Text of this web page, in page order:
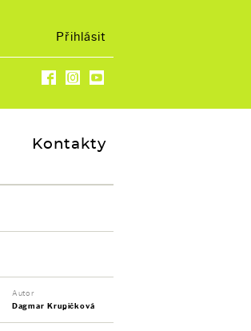
Přihlásit
Kontakty
Autor
Dagmar Krupičková